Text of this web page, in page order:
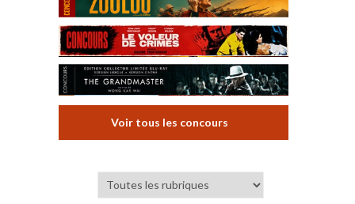
Voir tous les concours